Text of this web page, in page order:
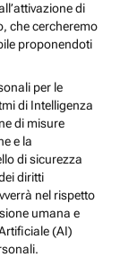
di
che cercheremo
proponendoti
per le
di Intelligenza
di misure
e la
di sicurezza
diritti
nel rispetto
umana e
(AI)